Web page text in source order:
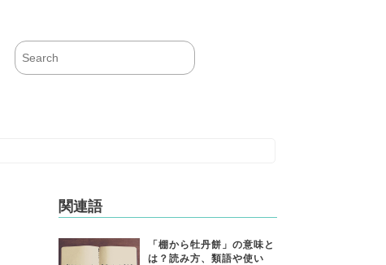
関連語
「棚から牡丹餅」の意味と
は？読み方、類語や使い